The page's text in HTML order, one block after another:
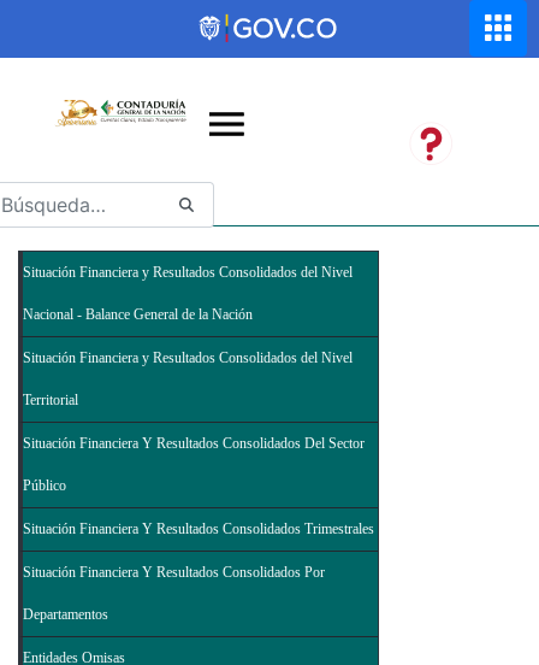
Saltar al contenido principal
Abrir menú de accesibilidad
Situación Financiera y Resultados Consolidados del Nivel
Nacional - Balance General de la Nación
Situación Financiera y Resultados Consolidados del Nivel
Territorial
Situación Financiera Y Resultados Consolidados Del Sector
Público
Situación Financiera Y Resultados Consolidados Trimestrales
Situación Financiera Y Resultados Consolidados Por
Departamentos
Entidades Omisas